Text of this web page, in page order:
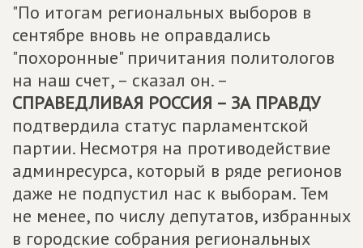
"По итогам региональных выборов в
сентябре вновь не оправдались
"похоронные" причитания политологов
на наш счет, – сказал он. –
СПРАВЕДЛИВАЯ РОССИЯ – ЗА ПРАВДУ
подтвердила статус парламентской
партии. Несмотря на противодействие
админресурса, который в ряде регионов
даже не подпустил нас к выборам. Тем
не менее, по числу депутатов, избранных
в городские собрания региональных